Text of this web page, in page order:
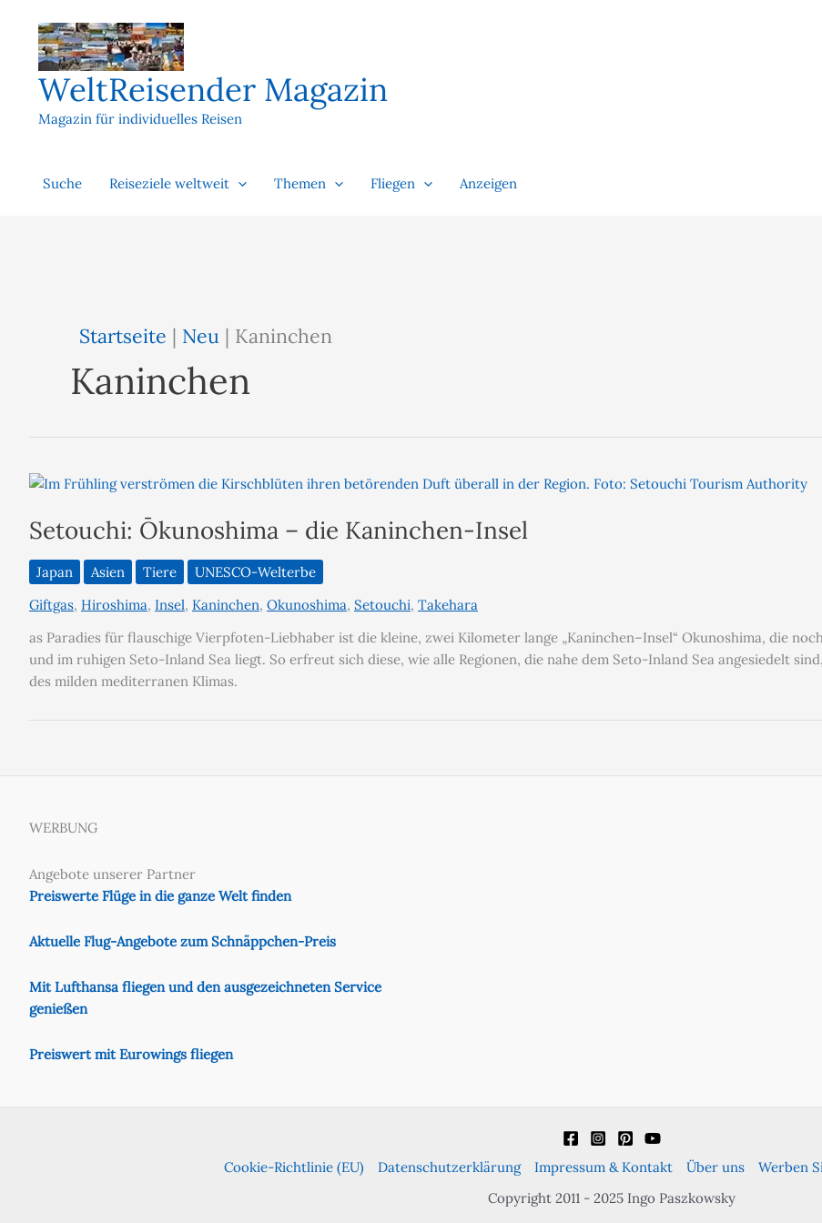
springen
WeltReisender Magazin
Magazin für individuelles Reisen
Suche Reiseziele weltweit Themen Fliegen Anzeigen
Startseite | Neu | Kaninchen
Kaninchen
Setouchi: Ōkunoshima – die Kaninchen-Insel
Japan Asien Tiere
UNESCO-Welterbe
Giftgas, Hiroshima, Insel, Kaninchen, Okunoshima, Setouchi, Takehara
as Paradies für flauschige Vierpfoten-Liebhaber ist die kleine, zwei Kilometer lange „Kaninchen–Insel“ Okunoshima, die
und im ruhigen Seto-Inland Sea liegt. So erfreut sich diese, wie alle Regionen, die nahe dem Seto-Inland Sea angesiedelt
des milden mediterranen Klimas.
WERBUNG
Angebote unserer Partner
Preiswerte Flüge in die ganze Welt finden
Aktuelle Flug-Angebote zum Schnäppchen-Preis
Mit Lufthansa fliegen und den ausgezeichneten Service
genießen
Preiswert mit Eurowings fliegen
Cookie-Richtlinie (EU) Datenschutzerklärung Impressum & Kontakt Über uns
Werben
Copyright 2011 - 2025 Ingo Paszkowsky